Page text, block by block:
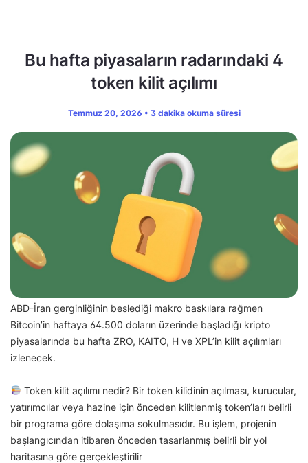
Bu hafta piyasaların radarındaki 4
token kilit açılımı
Temmuz 20, 2026 • 3 dakika okuma süresi
ABD-İran gerginliğinin beslediği makro baskılara rağmen
Bitcoin’in haftaya 64.500 doların üzerinde başladığı kripto
piyasalarında bu hafta ZRO, KAITO, H ve XPL’in kilit açılımları
izlenecek.
Token kilit açılımı nedir? Bir token kilidinin açılması, kurucular,
yatırımcılar veya hazine için önceden kilitlenmiş token’ları belirli
bir programa göre dolaşıma sokulmasıdır. Bu işlem, projenin
başlangıcından itibaren önceden tasarlanmış belirli bir yol
haritasına göre gerçekleştirilir